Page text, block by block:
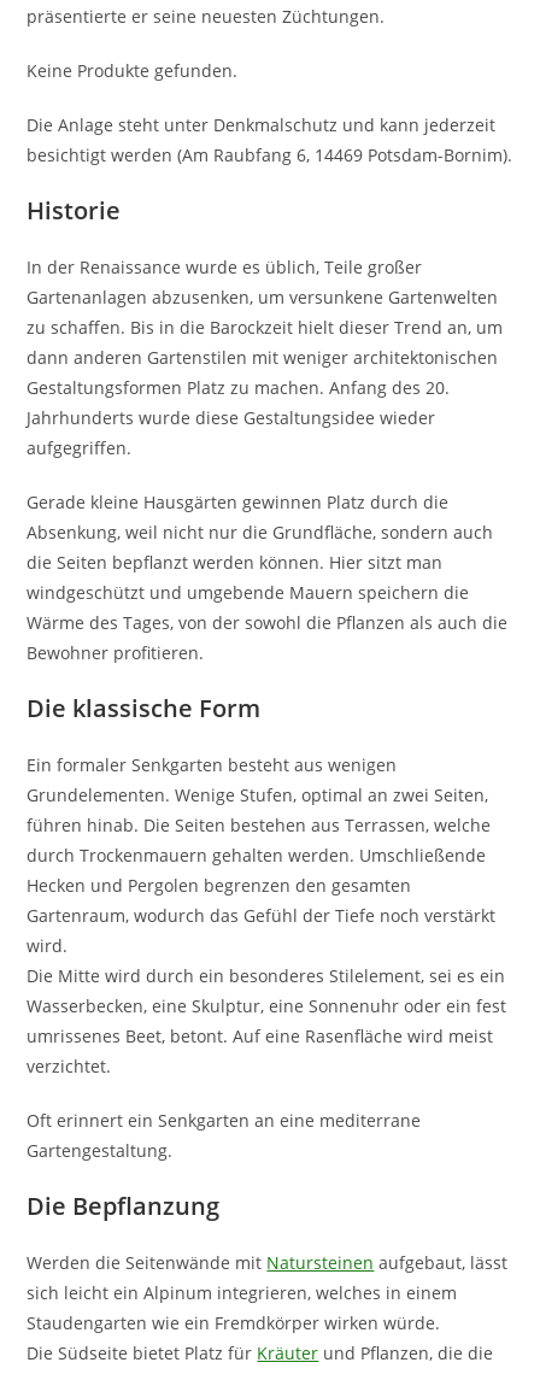
präsentierte er seine neuesten Züchtungen.
Keine Produkte gefunden.
Die Anlage steht unter Denkmalschutz und kann jederzeit
besichtigt werden (Am Raubfang 6, 14469 Potsdam-Bornim).
Historie
In der Renaissance wurde es üblich, Teile großer
Gartenanlagen abzusenken, um versunkene Gartenwelten
zu schaffen. Bis in die Barockzeit hielt dieser Trend an, um
dann anderen Gartenstilen mit weniger architektonischen
Gestaltungsformen Platz zu machen. Anfang des 20.
Jahrhunderts wurde diese Gestaltungsidee wieder
aufgegriffen.
Gerade kleine Hausgärten gewinnen Platz durch die
Absenkung, weil nicht nur die Grundfläche, sondern auch
die Seiten bepflanzt werden können. Hier sitzt man
windgeschützt und umgebende Mauern speichern die
Wärme des Tages, von der sowohl die Pflanzen als auch die
Bewohner profitieren.
Die klassische Form
Ein formaler Senkgarten besteht aus wenigen
Grundelementen. Wenige Stufen, optimal an zwei Seiten,
führen hinab. Die Seiten bestehen aus Terrassen, welche
durch Trockenmauern gehalten werden. Umschließende
Hecken und Pergolen begrenzen den gesamten
Gartenraum, wodurch das Gefühl der Tiefe noch verstärkt
wird.
Die Mitte wird durch ein besonderes Stilelement, sei es ein
Wasserbecken, eine Skulptur, eine Sonnenuhr oder ein fest
umrissenes Beet, betont. Auf eine Rasenfläche wird meist
verzichtet.
Oft erinnert ein Senkgarten an eine mediterrane
Gartengestaltung.
Die Bepflanzung
Werden die Seitenwände mit Natursteinen aufgebaut, lässt
sich leicht ein Alpinum integrieren, welches in einem
Staudengarten wie ein Fremdkörper wirken würde.
Die Südseite bietet Platz für Kräuter und Pflanzen, die die